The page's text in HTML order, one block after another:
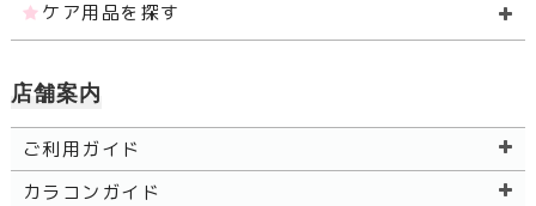
ケア用品を探す
店舗案内
ご利用ガイド
カラコンガイド